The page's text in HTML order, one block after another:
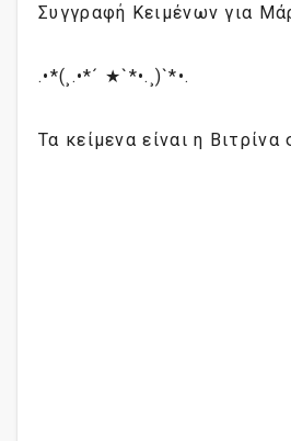
Συγγραφή Κειμένων για
.•*(¸.•*´ ★`*•.¸)`*•.
Τα κείμενα είναι η Βιτρίνα